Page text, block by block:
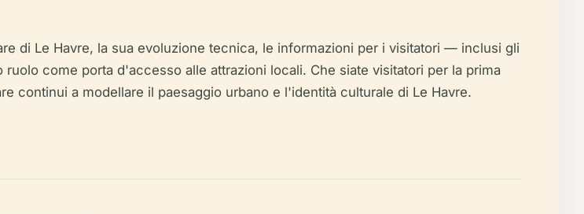
di Le Havre, la sua evoluzione tecnica, le informazioni per i visitatori — inclusi gli
come porta d'accesso alle attrazioni locali. Che siate visitatori per la prima
continui a modellare il paesaggio urbano e l'identità culturale di Le Havre.